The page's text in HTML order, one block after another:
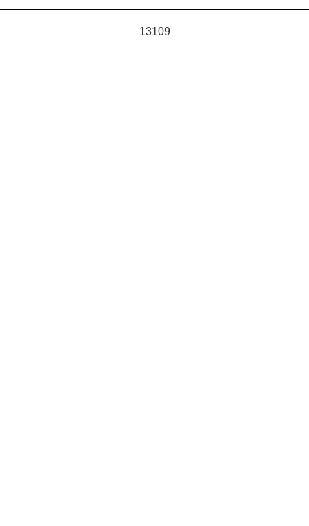
13109